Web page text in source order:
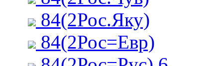
84(2Рос.Яку)
84(2Рос=Евр)